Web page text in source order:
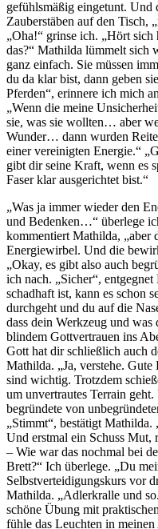
gefühlsmäßig eingetunt. Und
Zauberstäben auf den Tisch,
„Oha!“ grinse ich. „Hört
das?“ Mathilda lümmelt sich
ganz einfach. Sie müssen
du da klar bist, dann geben
Pferden“, erinnere ich mich
„Wenn die meine
sie, was sie wollten… aber
Wunder… dann wurden
einer vereinigten Energie.“
gibt dir seine Kraft, wenn es
Faser klar ausgerichtet bist.“
„Was ja immer wieder den
und Bedenken…“ überlege
kommentiert Mathilda, „aber
Energiewirbel. Und die
„Okay, es gibt also auch
ich nach. „Sicher“,
schadhaft ist, kann es schon
durchgeht und du auf die
dass dein Werkzeug und
blindem Gottvertrauen ins
Gott hat dir schließlich auch
Mathilda. „Ja, verstehe. Gute
sind wichtig. Trotzdem
um unvertrautes Terrain
begründete von
„Stimmt“, bestätigt
Und erstmal ein Schuss Mut,
– Wie war das nochmal bei
Brett?“ Ich überlege. „Du
Selbstverteidigungskurs vor
Mathilda. „Adlerkralle und
schöne Übung mit
fühle das Leuchten in